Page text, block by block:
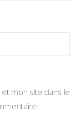
mon site dans le